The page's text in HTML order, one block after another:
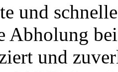
und
Abholung
und